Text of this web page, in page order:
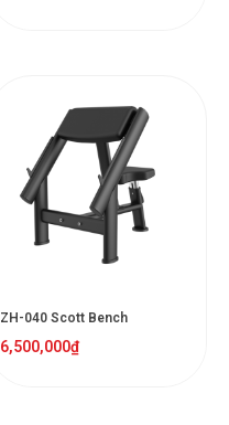
ZH-040 Scott Bench
6,500,000₫